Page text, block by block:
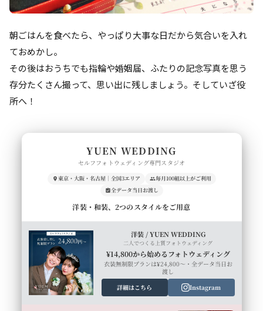
朝ごはんを食べたら、やっぱり大事な日だから気合いを入れ
ておめかし。
その後はおうちでも指輪や婚姻届、ふたりの記念写真を思う
存分たくさん撮って、思い出に残しましょう。そしていざ役
所へ！
YUEN WEDDING
セルフフォトウェディング専門スタジオ
東京・大阪・名古屋｜全国3エリア
毎月100組以上がご利用
全データ当日お渡し
洋装・和装、2つのスタイルをご用意
洋装 / YUEN WEDDING
二人でつくる上質フォトウェディング
¥14,800から始めるフォトウェディング
衣装無制限プランは¥24,800〜・全データ当日お
渡し
詳細はこちら
Instagram